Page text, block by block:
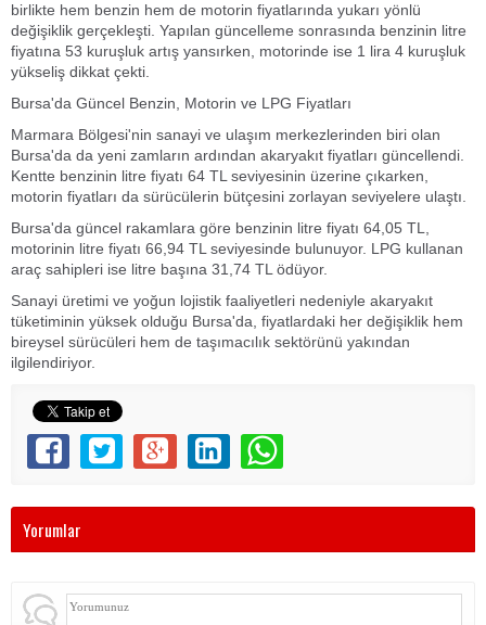
birlikte hem benzin hem de motorin fiyatlarında yukarı yönlü
değişiklik gerçekleşti. Yapılan güncelleme sonrasında benzinin litre
fiyatına 53 kuruşluk artış yansırken, motorinde ise 1 lira 4 kuruşluk
yükseliş dikkat çekti.
Bursa'da Güncel Benzin, Motorin ve LPG Fiyatları
Marmara Bölgesi'nin sanayi ve ulaşım merkezlerinden biri olan
Bursa'da da yeni zamların ardından akaryakıt fiyatları güncellendi.
Kentte benzinin litre fiyatı 64 TL seviyesinin üzerine çıkarken,
motorin fiyatları da sürücülerin bütçesini zorlayan seviyelere ulaştı.
Bursa'da güncel rakamlara göre benzinin litre fiyatı 64,05 TL,
motorinin litre fiyatı 66,94 TL seviyesinde bulunuyor. LPG kullanan
araç sahipleri ise litre başına 31,74 TL ödüyor.
Sanayi üretimi ve yoğun lojistik faaliyetleri nedeniyle akaryakıt
tüketiminin yüksek olduğu Bursa'da, fiyatlardaki her değişiklik hem
bireysel sürücüleri hem de taşımacılık sektörünü yakından
ilgilendiriyor.
Yorumlar